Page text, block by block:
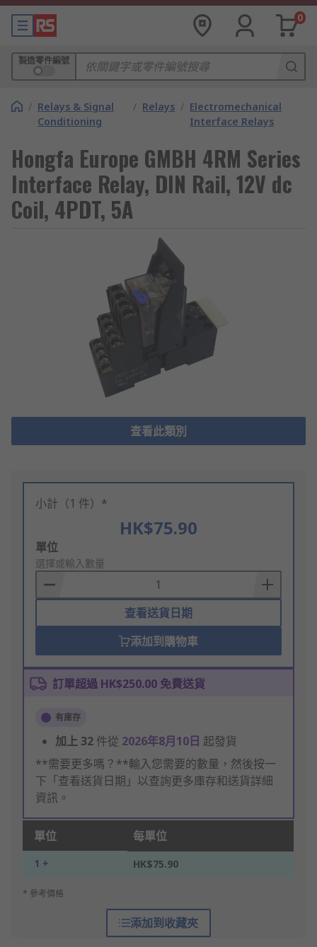
0
製造零件編號
/ Relays & Signal
Conditioning
/ Relays / Electromechanical
Interface Relays
Hongfa Europe GMBH 4RM Series
Interface Relay, DIN Rail, 12V dc
Coil, 4PDT, 5A
查看此類別
小計（1 件）*
HK$75.90
Add
to
Basket
單位
選擇或輸入數量
查看送貨日期
添加到購物車
訂單超過 HK$250.00 免費送貨
有庫存
加上32 件從 2026年8月10日 起發貨
**需要更多嗎？**輸入您需要的數量，然後按一
下「查看送貨日期」以查詢更多庫存和送貨詳細
資訊。
單位 每單位
1 + HK$75.90
* 參考價格
添加到收藏夾